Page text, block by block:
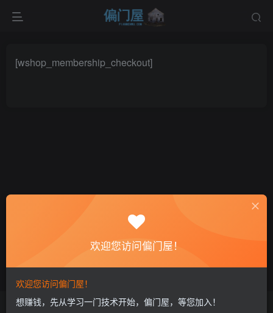
[wshop_membership_checkout]
欢迎您访问偏门屋！
欢迎您访问偏门屋！
想赚钱，先从学习一门技术开始，偏门屋，等您加入！